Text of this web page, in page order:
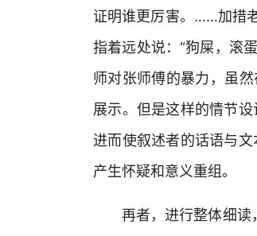
证明谁更厉害。……加措
指着远处说：“狗屎，滚
师对张师傅的暴力，虽
展示。但是这样的情节
进而使叙述者的话语与
产生怀疑和意义重组。
再者，进行整体细读